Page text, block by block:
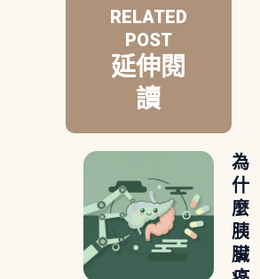
RELATED
POST
延伸閱
讀
為
什
麼
胰
臟